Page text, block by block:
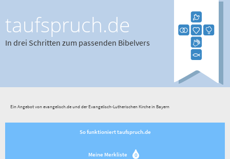
taufspruch.de
In drei Schritten zum passenden Bibelvers
Ein Angebot von evangelisch.de und der Evangelisch-Lutherischen Kirche in Bayern
So funktioniert taufspruch.de
Meine Merkliste 0